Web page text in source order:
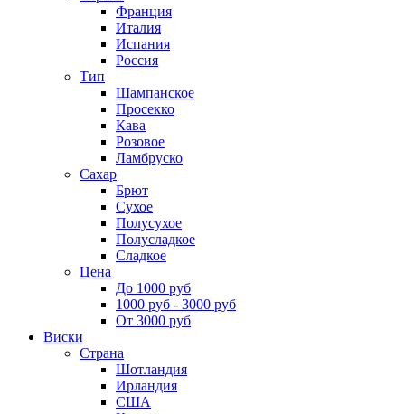
Франция
Италия
Испания
Россия
Тип
Шампанское
Просекко
Кава
Розовое
Ламбруско
Сахар
Брют
Сухое
Полусухое
Полусладкое
Сладкое
Цена
До 1000 руб
1000 руб - 3000 руб
От 3000 руб
Виски
Страна
Шотландия
Ирландия
США